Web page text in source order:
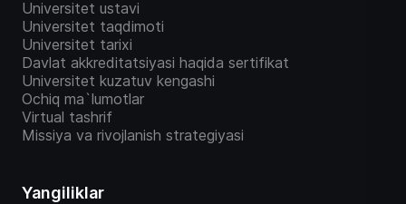
Universitet ustavi
Universitet taqdimoti
Universitet tarixi
Davlat akkreditatsiyasi haqida sertifikat
Universitet kuzatuv kengashi
Ochiq ma`lumotlar
Virtual tashrif
Missiya va rivojlanish strategiyasi
Yangiliklar